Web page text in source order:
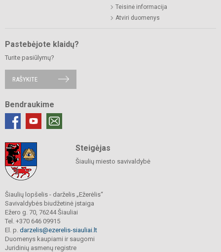
Teisinė informacija
Atviri duomenys
Pastebėjote klaidų?
Turite pasiūlymų?
RAŠYKITE
Bendraukime
Steigėjas
Šiaulių miesto savivaldybė
Šiaulių lopšelis - darželis „Ežerėlis“
Savivaldybės biudžetinė įstaiga
Ežero g. 70, 76244 Šiauliai
Tel. +370 646 09915
El. p. darzelis@ezerelis-siauliai.lt
Duomenys kaupiami ir saugomi
Juridinių asmenų registre